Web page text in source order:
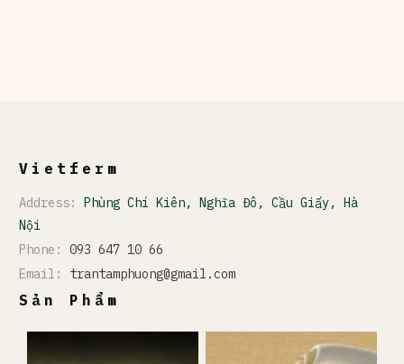
Vietferm
Address: Phùng Chí Kiên, Nghĩa Đô, Cầu Giấy, Hà
Nội
Phone: 093 647 10 66
Email: trantamphuong@gmail.com
Sản Phẩm